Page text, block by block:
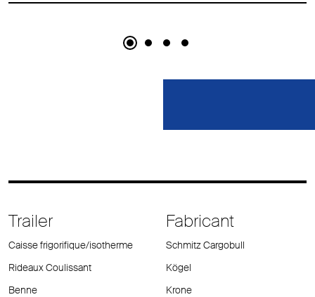
Trailer
Caisse frigorifique/isotherme
Rideaux Coulissant
Benne
Fabricant
Schmitz Cargobull
Kögel
Krone